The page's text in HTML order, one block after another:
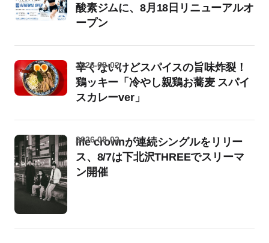
酸素ジムに、8月18日リニューアルオ
ープン
辛くないけどスパイスの旨味炸裂！
鶏ッキー「冷やし親鶏お蕎麦 スパイ
スカレーver」
2026-08-02
life crownが連続シングルをリリー
ス、8/7は下北沢THREEでスリーマ
ン開催
2026-08-02